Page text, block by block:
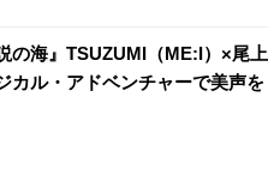
の海』TSUZUMI（ME:I）×尾上
カル・アドベンチャーで美声を